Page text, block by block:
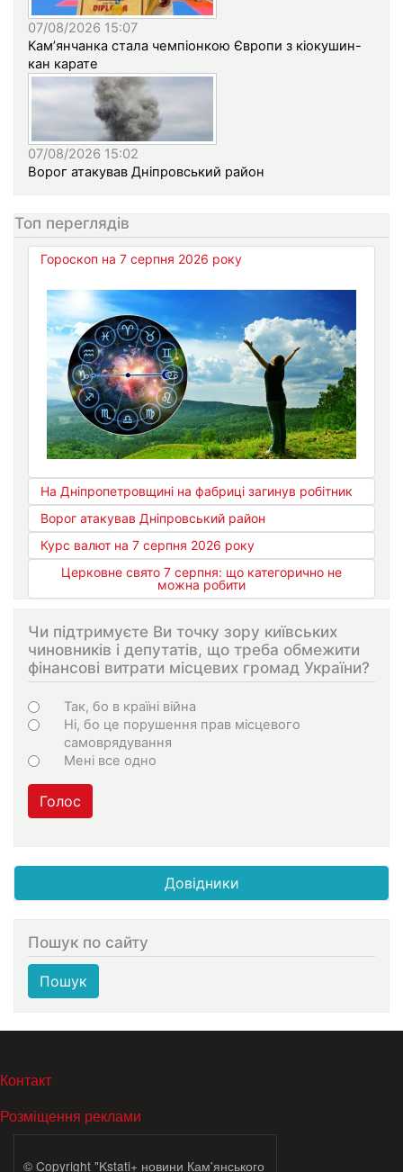
07/08/2026 15:07
Кам’янчанка стала чемпіонкою Європи з кіокушин-
кан карате
07/08/2026 15:02
Ворог атакував Дніпровський район
Топ переглядів
Гороскоп на 7 серпня 2026 року
На Дніпропетровщині на фабриці загинув робітник
Ворог атакував Дніпровський район
Курс валют на 7 серпня 2026 року
Церковне свято 7 серпня: що категорично не
можна робити
Чи підтримуєте Ви точку зору київських
чиновників і депутатів, що треба обмежити
фінансові витрати місцевих громад України?
Choices
Так, бо в країні війна
Ні, бо це порушення прав місцевого
самоврядування
Мені все одно
Голос
Довідники
Пошук по сайту
Пошук
МЕНЮ В ПОДВАЛЕ
Контакт
Розміщення реклами
© Copyright "Kstati+ новини Кам'янського